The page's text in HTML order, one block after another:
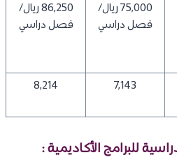
75,000 ريال/
فصل دراسي
86,250 ريال/
فصل دراسي
7,143
8,214
للبرامج الأكاديمية :